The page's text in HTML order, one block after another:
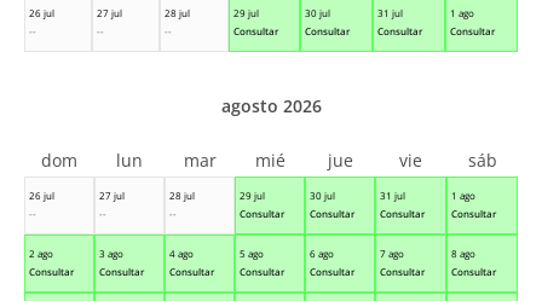
26 jul
--
27 jul
--
28 jul
--
29 jul
Consultar
30 jul
Consultar
31 jul
Consultar
1 ago
Consultar
26 jul
--
27 jul
--
28 jul
--
29 jul
Consultar
30 jul
Consultar
31 jul
Consultar
1 ago
Consultar
2 ago
Consultar
3 ago
Consultar
4 ago
Consultar
5 ago
Consultar
6 ago
Consultar
7 ago
Consultar
8 ago
Consultar
agosto 2026
dom lun mar mié jue vie sáb